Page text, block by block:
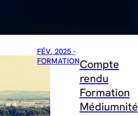
FÉV. 2025 -
FORMATIONCompte
rendu
Formation
Médiumnité